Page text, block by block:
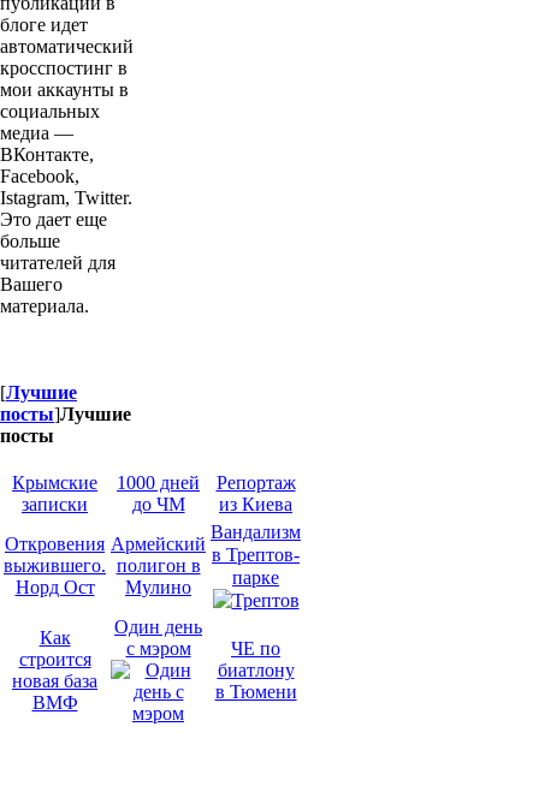
блоге идет
автоматический
кросспостинг в
мои аккаунты в
социальных
медиа —
ВКонтакте,
Facebook,
Istagram, Twitter.
Это дает еще
больше
читателей для
Вашего
материала.
[Лучшие
посты]Лучшие
посты
Крымские
записки
1000 дней
до ЧМ
Репортаж
из Киева
Откровения
выжившего.
Норд Ост
Армейский
полигон в
Мулино
Вандализм
в Трептов-
парке
Как
строится
новая база
ВМФ
Один день
с мэром
ЧЕ по
биатлону
в Тюмени